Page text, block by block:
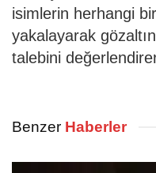
isimlerin herhangi
yakalayarak
talebini
Benzer Haberler